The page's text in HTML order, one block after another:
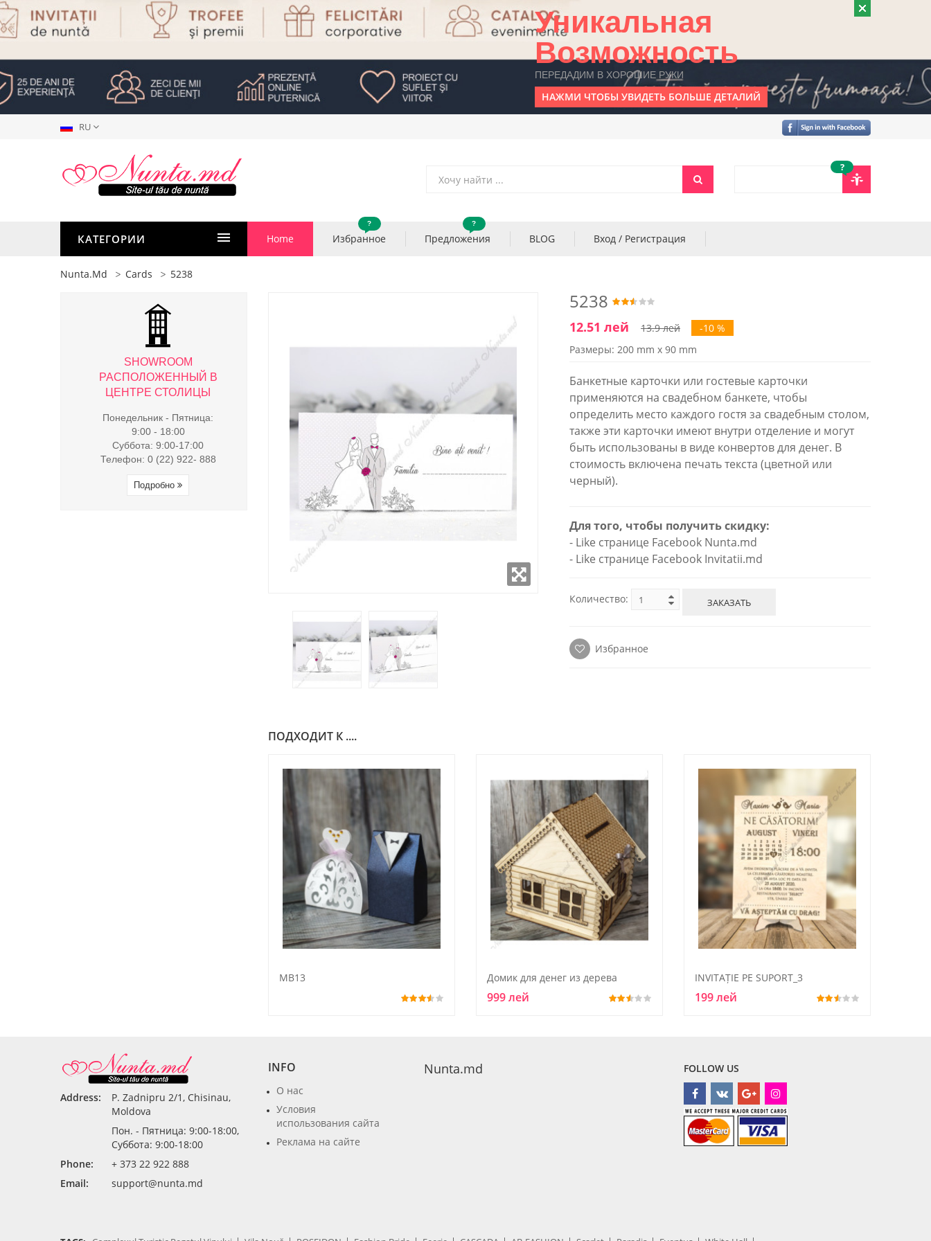
Уникальная
Возможность
ПЕРЕДАДИМ В ХОРОШИЕ РУКИ
НАЖМИ ЧТОБЫ УВИДЕТЬ БОЛЬШЕ ДЕТАЛИЙ
RU
?
КАТЕГОРИИ Home Избранное
?
Предложения
?
BLOG Вход / Регистрация
Nunta.md Cards 5238
5238
12.51 лей 13.9 лей
-10 %
Размеры: 200 mm x 90 mm
Банкетные карточки или гостевые карточки
применяются на свадебном банкете, чтобы
определить место каждого гостя за свадебным столом,
также эти карточки имеют внутри отделение и могут
быть использованы в виде конвертов для денег. В
стоимость включена печать текста (цветной или
черный).
Для того, чтобы получить скидку:
- Like странице Facebook Nunta.md
- Like странице Facebook Invitatii.md
Количество: ЗАКАЗАТЬ
Избранное
ПОДХОДИТ К ....
MB13 Домик для денег из дерева
999 лей
INVITAȚIE PE SUPORT_3
199 лей
SHOWROOM
РАСПОЛОЖЕННЫЙ В
ЦЕНТРЕ СТОЛИЦЫ
Понедельник - Пятница:
9:00 - 18:00
Суббота: 9:00-17:00
Телефон: 0 (22) 922- 888
Подробно
ЦЕНТРЕ СТОЛИЦЫ
Понедельник - Пятница:
9:00 - 18:00
Суббота: 9:00-17:00
Телефон: 0 (22) 922- 888
Подробно
ЦЕНТРЕ СТОЛИЦЫ
Понедельник - Пятница:
Суббота: 9:00-17:00
Телефон: 0 (22) 922- 888
Address:
P. Zadnipru 2/1, Chisinau,
Moldova
Пон. - Пятница: 9:00-18:00,
Суббота: 9:00-18:00
Phone:
+ 373 22 922 888
Email:
support@nunta.md
INFO
О нас
Условия
использования сайта
Реклама на сайте
Nunta.md FOLLOW US